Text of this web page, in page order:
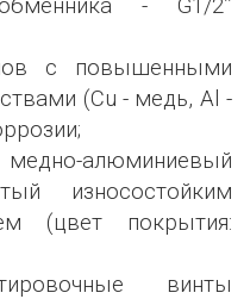
- G1/2’’
с повышенными
(Сu - медь, Al -
алюминиевый
износостойким
(цвет покрытия:
винты